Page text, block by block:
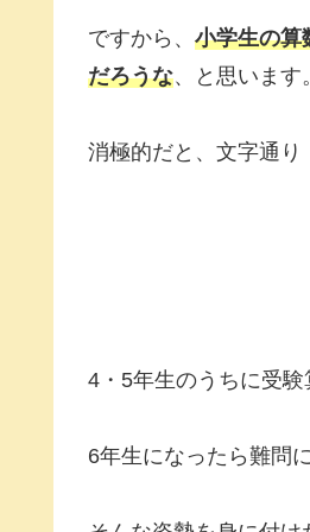
ですから、 小学生の算
だろうな、と思います。
消極的だと、文字通り
4・5年生のうちに受験
6年生になったら難問